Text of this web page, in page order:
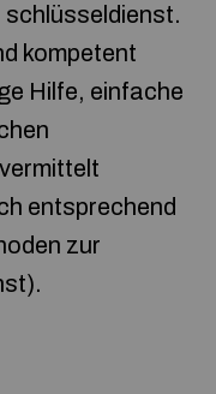
schlüsseldienst.
kompetent
Hilfe, einfache
entsprechend
zur